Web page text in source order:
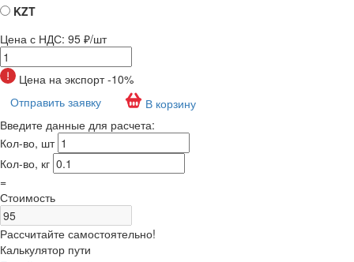
KZT
Цена с НДС: 95 ₽/шт
Цена на экспорт -10%
Отправить заявку
В корзину
Введите данные для расчета:
Кол-во, шт
Кол-во, кг
=
Стоимость
Рассчитайте самостоятельно!
Калькулятор пути